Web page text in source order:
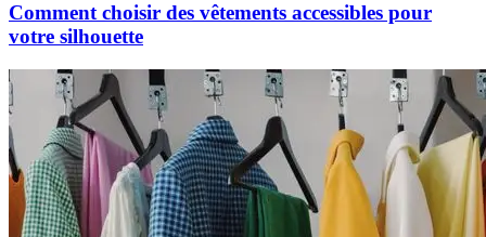
Comment choisir des vêtements accessibles pour
votre silhouette